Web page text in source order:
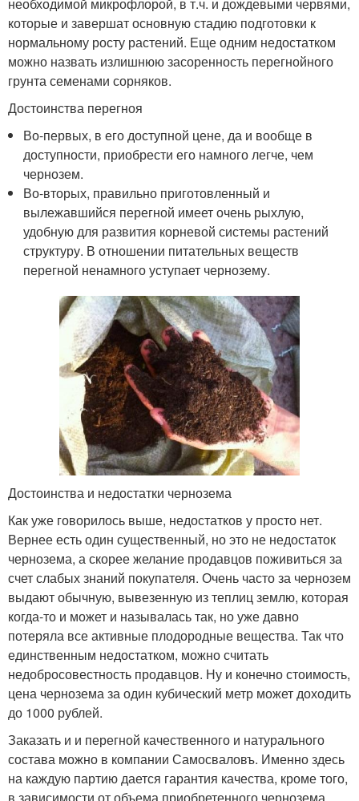
необходимой микрофлорой, в т.ч. и дождевыми червями,
которые и завершат основную стадию подготовки к
нормальному росту растений. Еще одним недостатком
можно назвать излишнюю засоренность перегнойного
грунта семенами сорняков.
Достоинства перегноя
Во-первых, в его доступной цене, да и вообще в
доступности, приобрести его намного легче, чем
чернозем.
Во-вторых, правильно приготовленный и
вылежавшийся перегной имеет очень рыхлую,
удобную для развития корневой системы растений
структуру. В отношении питательных веществ
перегной ненамного уступает чернозему.
Достоинства и недостатки чернозема
Как уже говорилось выше, недостатков у просто нет.
Вернее есть один существенный, но это не недостаток
чернозема, а скорее желание продавцов поживиться за
счет слабых знаний покупателя. Очень часто за чернозем
выдают обычную, вывезенную из теплиц землю, которая
когда-то и может и называлась так, но уже давно
потеряла все активные плодородные вещества. Так что
единственным недостатком, можно считать
недобросовестность продавцов. Ну и конечно стоимость,
цена чернозема за один кубический метр может доходить
до 1000 рублей.
Заказать и и перегной качественного и натурального
состава можно в компании Самосваловъ. Именно здесь
на каждую партию дается гарантия качества, кроме того,